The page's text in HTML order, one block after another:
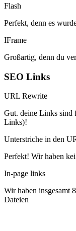
Flash
Perfekt, denn es
IFrame
Großartig, denn du
SEO Links
URL Rewrite
Gut. deine Links sind
Links)!
Unterstriche in den
Perfekt! Wir haben
In-page links
Wir haben insgesamt
Dateien